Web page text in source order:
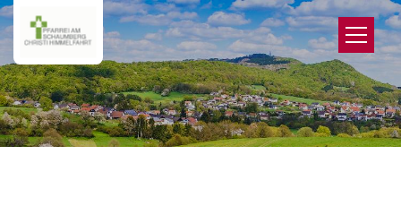
Zum Inhalt springen